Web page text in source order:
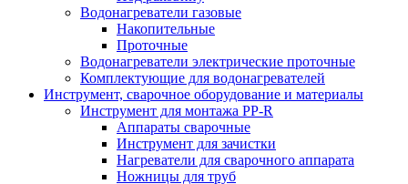
Водонагреватели газовые
Накопительные
Проточные
Водонагреватели электрические проточные
Комплектующие для водонагревателей
Инструмент, сварочное оборудование и материалы
Инструмент для монтажа PP-R
Аппараты сварочные
Инструмент для зачистки
Нагреватели для сварочного аппарата
Ножницы для труб